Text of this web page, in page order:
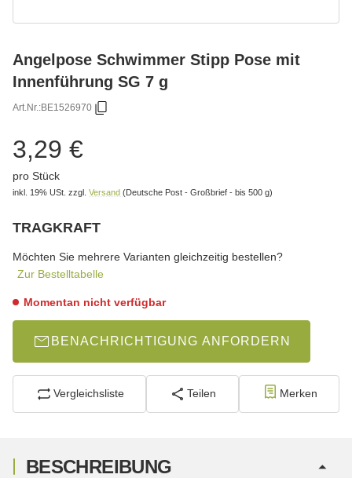
Angelpose Schwimmer Stipp Pose mit
Innenführung SG 7 g
Art.Nr.:BE1526970
3,29 €
pro Stück
inkl. 19% USt. zzgl. Versand (Deutsche Post - Großbrief - bis 500 g)
TRAGKRAFT
Möchten Sie mehrere Varianten gleichzeitig bestellen?
Zur Bestelltabelle
Momentan nicht verfügbar
BENACHRICHTIGUNG ANFORDERN
Vergleichsliste Teilen Merken
BESCHREIBUNG